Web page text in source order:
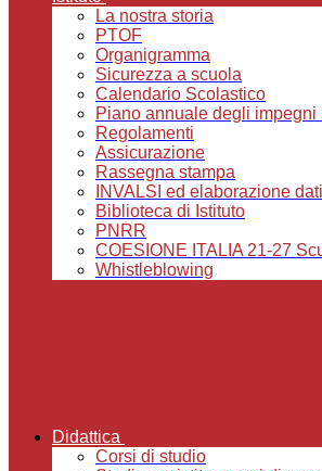
La nostra storia
PTOF
Organigramma
Sicurezza a scuola
Calendario Scolastico
Piano annuale degli impegni
Regolamenti
Assicurazione
Rassegna stampa
INVALSI ed elaborazione dati
Biblioteca di Istituto
PNRR
COESIONE ITALIA 21-27
Whistleblowing
Didattica
Corsi di studio